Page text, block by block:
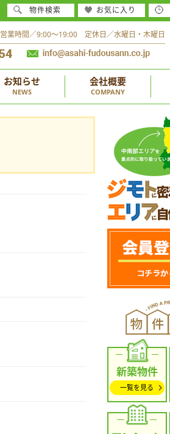
営業時間／9:00～19:00 定休日／水曜日・木曜日
お知らせ
NEWS
会社概要
COMPANY
新築物件
一覧を見る
物件検索 お気に入り